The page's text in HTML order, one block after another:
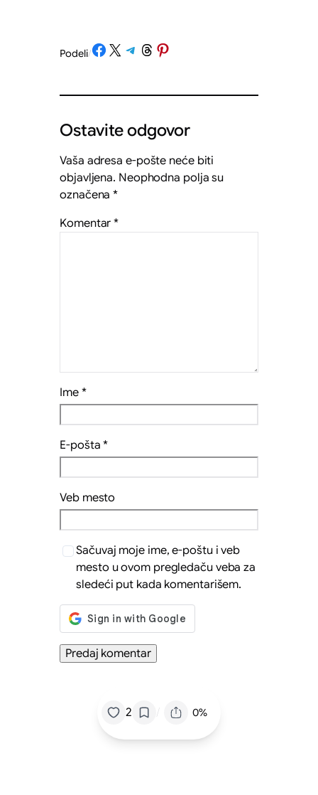
Podeli/Share on Facebook
Share on X Share on Telegram
Share on Threads
Share on Pinterest
Ostavite odgovor
Vaša adresa e-pošte neće biti
objavljena. Neophodna polja su
označena*
Komentar*
Ime *
E-pošta*
Veb mesto
Sačuvaj moje ime, e-poštu i veb
mesto u ovom pregledaču veba za
sledeći put kada komentarišem.
2 / 0%